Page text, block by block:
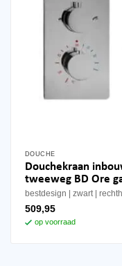
DOUCHE
Douchekraan
tweeweg BD Ore
bestdesign zwart
509,95
op voorraad